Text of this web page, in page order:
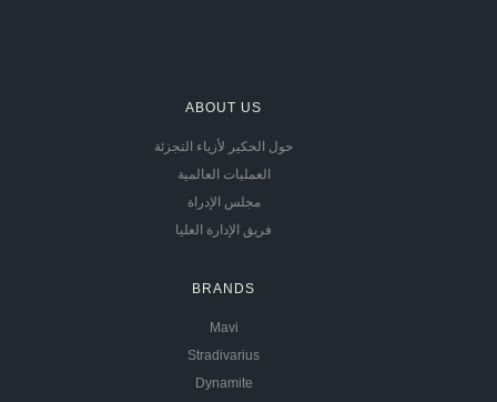
ABOUT US
حول الحكير لأزياء التجزئة
العمليات العالمية
مجلس الإدراة
فريق الإدارة العليا
BRANDS
Mavi
Stradivarius
Dynamite